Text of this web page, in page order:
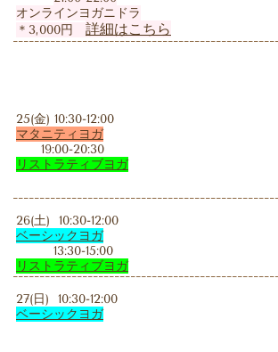
オンラインヨガニドラ
＊3,000円 詳細はこちら
25(金) 10:30-12:00
マタニティヨガ
19:00-20:30
リストラティブヨガ
26(土) 10:30-12:00
ベーシックヨガ
13:30-15:00
リストラティブヨガ
27(日) 10:30-12:00
ベーシックヨガ